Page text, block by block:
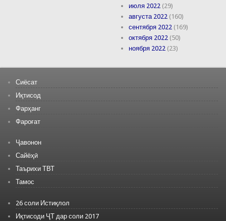
июля 2022 (29)
августа 2022 (160)
сентября 2022 (169)
октября 2022 (50)
ноября 2022 (23)
Сиёсат
Иқтисод
Фарҳанг
Фароғат
Ҷавонон
Сайёҳӣ
Таърихи ТВТ
Тамос
26 соли Истиқлол
Иқтисоди ҶТ дар соли 2017